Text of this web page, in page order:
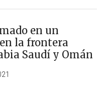
en un
la frontera
Saudí y Omán